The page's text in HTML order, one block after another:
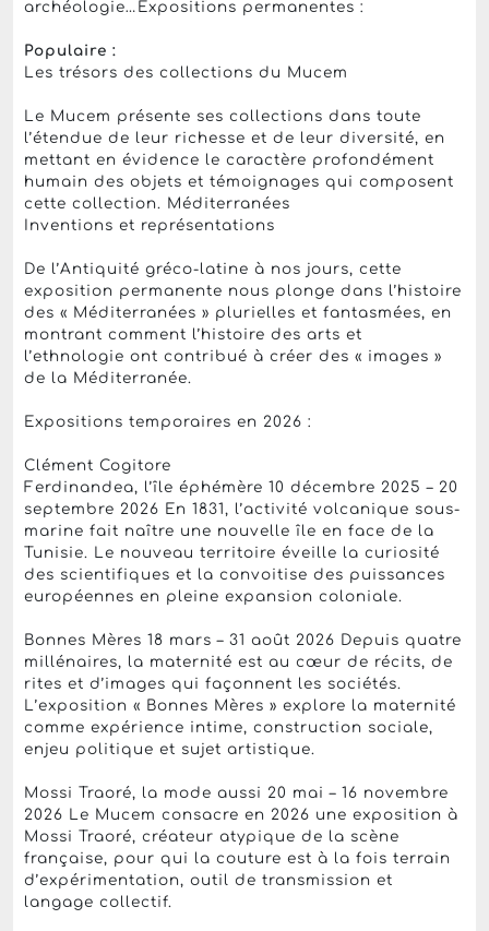
archéologie…Expositions permanentes :
Populaire :
Les trésors des collections du Mucem
Le Mucem présente ses collections dans toute
l’étendue de leur richesse et de leur diversité, en
mettant en évidence le caractère profondément
humain des objets et témoignages qui composent
cette collection. Méditerranées
Inventions et représentations
De l’Antiquité gréco-latine à nos jours, cette
exposition permanente nous plonge dans l’histoire
des « Méditerranées » plurielles et fantasmées, en
montrant comment l’histoire des arts et
l’ethnologie ont contribué à créer des « images »
de la Méditerranée.
Expositions temporaires en 2026 :
Clément Cogitore
Ferdinandea, l’île éphémère 10 décembre 2025 – 20
septembre 2026 En 1831, l’activité volcanique sous-
marine fait naître une nouvelle île en face de la
Tunisie. Le nouveau territoire éveille la curiosité
des scientifiques et la convoitise des puissances
européennes en pleine expansion coloniale.
Bonnes Mères 18 mars – 31 août 2026 Depuis quatre
millénaires, la maternité est au cœur de récits, de
rites et d’images qui façonnent les sociétés.
L’exposition « Bonnes Mères » explore la maternité
comme expérience intime, construction sociale,
enjeu politique et sujet artistique.
Mossi Traoré, la mode aussi 20 mai – 16 novembre
2026 Le Mucem consacre en 2026 une exposition à
Mossi Traoré, créateur atypique de la scène
française, pour qui la couture est à la fois terrain
d’expérimentation, outil de transmission et
langage collectif.